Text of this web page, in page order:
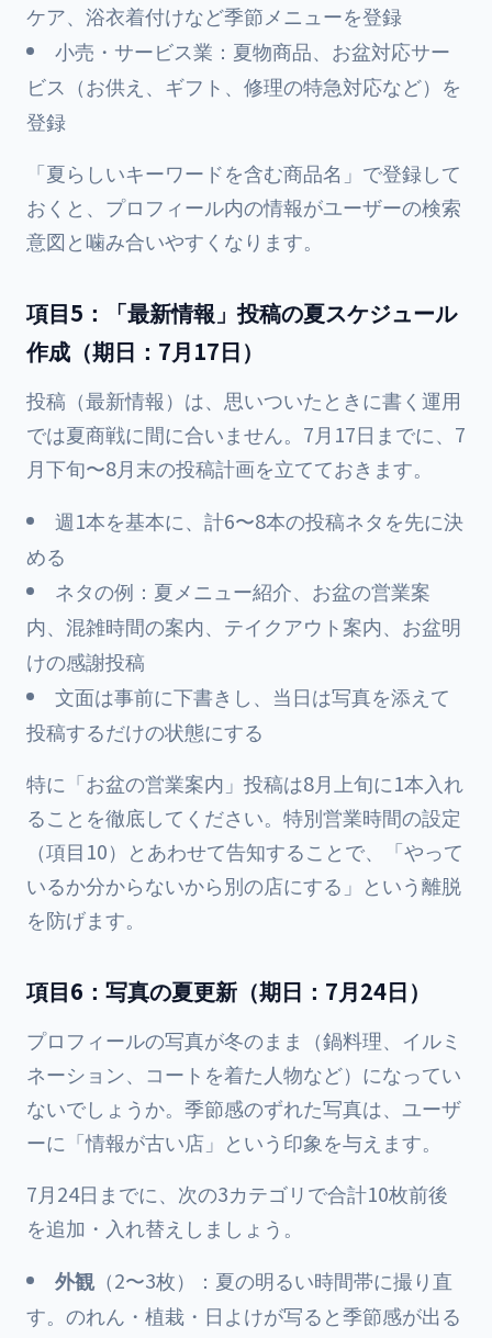
ケア、浴衣着付けなど季節メニューを登録
小売・サービス業：夏物商品、お盆対応サー
ビス（お供え、ギフト、修理の特急対応など）を
登録
「夏らしいキーワードを含む商品名」で登録して
おくと、プロフィール内の情報がユーザーの検索
意図と噛み合いやすくなります。
項目5：「最新情報」投稿の夏スケジュール
作成（期日：7月17日）
投稿（最新情報）は、思いついたときに書く運用
では夏商戦に間に合いません。7月17日までに、7
月下旬〜8月末の投稿計画を立てておきます。
週1本を基本に、計6〜8本の投稿ネタを先に決
める
ネタの例：夏メニュー紹介、お盆の営業案
内、混雑時間の案内、テイクアウト案内、お盆明
けの感謝投稿
文面は事前に下書きし、当日は写真を添えて
投稿するだけの状態にする
特に「お盆の営業案内」投稿は8月上旬に1本入れ
ることを徹底してください。特別営業時間の設定
（項目10）とあわせて告知することで、「やって
いるか分からないから別の店にする」という離脱
を防げます。
項目6：写真の夏更新（期日：7月24日）
プロフィールの写真が冬のまま（鍋料理、イルミ
ネーション、コートを着た人物など）になってい
ないでしょうか。季節感のずれた写真は、ユーザ
ーに「情報が古い店」という印象を与えます。
7月24日までに、次の3カテゴリで合計10枚前後
を追加・入れ替えしましょう。
外観（2〜3枚）：夏の明るい時間帯に撮り直
す。のれん・植栽・日よけが写ると季節感が出る